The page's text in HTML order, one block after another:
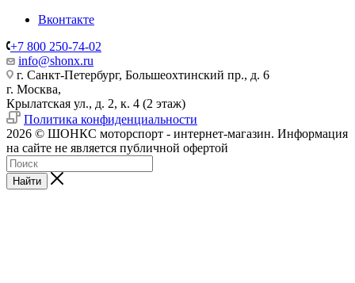
Вконтакте
+7 800 250-74-02
info@shonx.ru
г. Санкт-Петербург, Большеохтинский пр., д. 6
г. Москва,
Крылатская ул., д. 2, к. 4 (2 этаж)
Политика конфиденциальности
2026 © ШОНКС моторспорт - интернет-магазин. Информация
на сайте не является публичной офертой
Найти